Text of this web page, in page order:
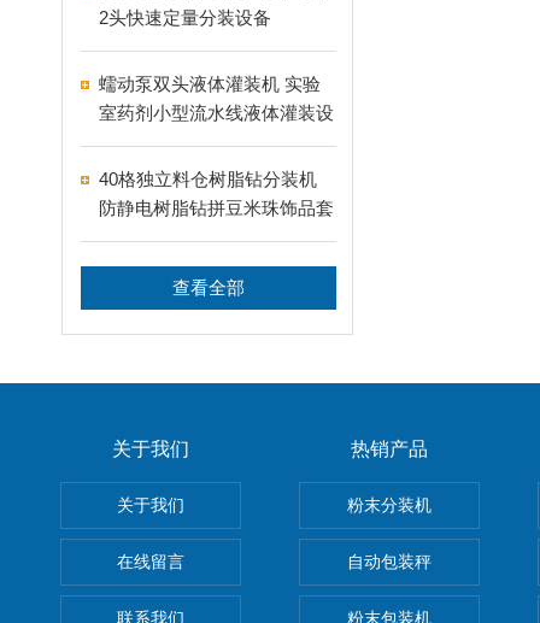
2头快速定量分装设备
蠕动泵双头液体灌装机 实验
室药剂小型流水线液体灌装设
备
40格独立料仓树脂钻分装机
防静电树脂钻拼豆米珠饰品套
盒分装设备
查看全部
关于我们
关于我们
在线留言
联系我们
热销产品
粉末分装机
自动包装秤
粉末包装机